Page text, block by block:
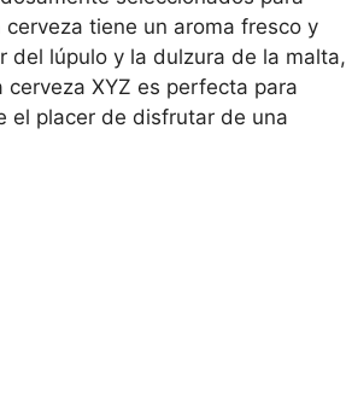
tiene un aroma fresco y
del lúpulo y la dulzura de la malta,
XYZ es perfecta para
el placer de disfrutar de una